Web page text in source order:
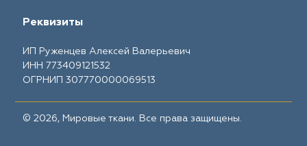
Реквизиты
ИП Руженцев Алексей Валерьевич
ИНН 773409121532
ОГРНИП 307770000069513
© 2026, Мировые ткани. Все права защищены.